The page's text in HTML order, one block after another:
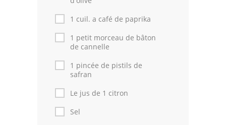
Leçons de cuisine
Fêtes Religieuses
Chefs
Thèmes
1 cuil. a café de paprika
1 petit morceau de bâton
de cannelle
1 pincée de pistils de
safran
Le jus de 1 citron
Sel